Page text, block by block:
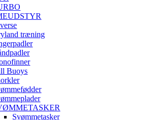
træning
Buoys
Svømmetasker